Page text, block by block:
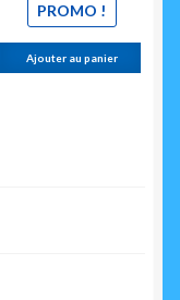
PROMO !
Ajouter au panier